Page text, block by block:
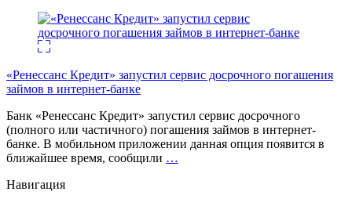
«Ренессанс Кредит» запустил сервис досрочного погашения
займов в интернет-банке
Банк «Ренессанс Кредит» запустил сервис досрочного
(полного или частичного) погашения займов в интернет-
банке. В мобильном приложении данная опция появится в
ближайшее время, сообщили …
Навигация